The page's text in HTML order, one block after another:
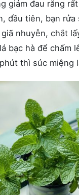
giảm đau răng
đầu tiên, bạn rửa
nhuyễn, chắt
bạc hà để chấm
thì súc miệng